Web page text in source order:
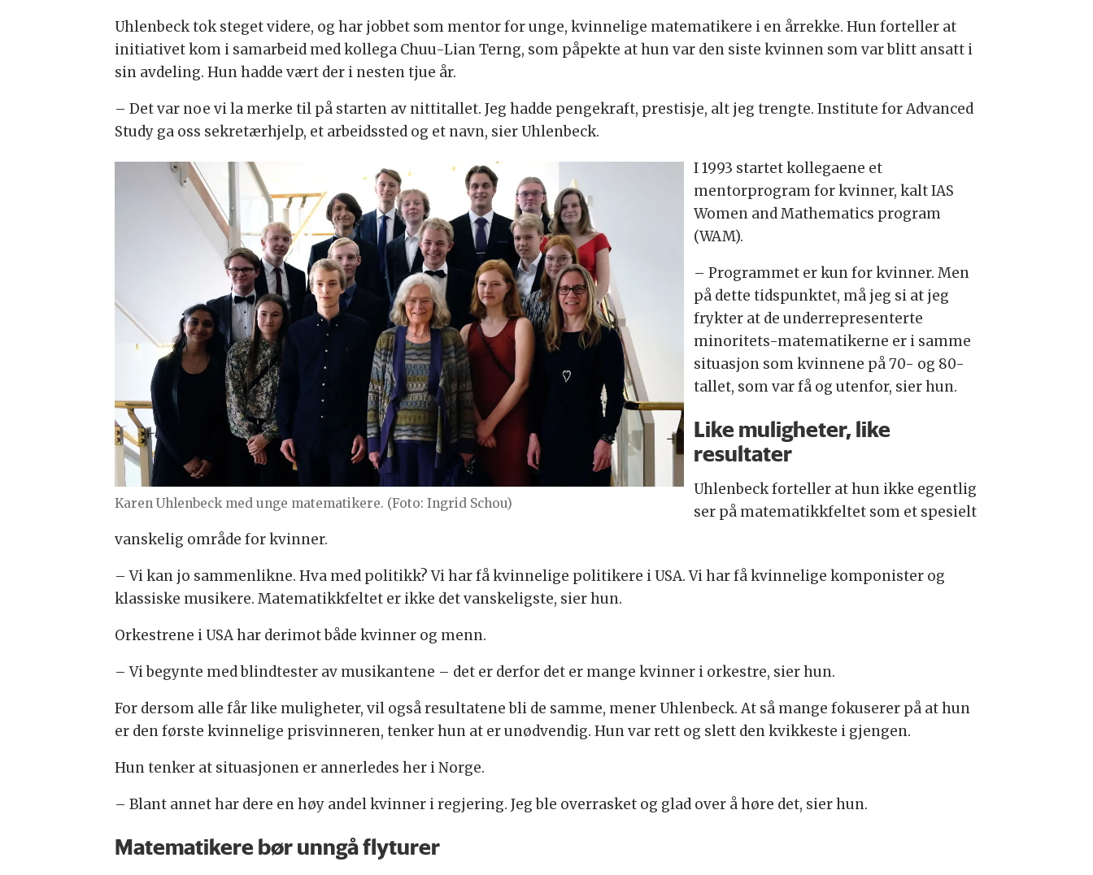
Uhlenbeck tok steget videre, og har jobbet som mentor for unge, kvinnelige matematikere i en årrekke. Hun forteller at
initiativet kom i samarbeid med kollega Chuu-Lian Terng, som påpekte at hun var den siste kvinnen som var blitt ansatt i
sin avdeling. Hun hadde vært der i nesten tjue år.
– Det var noe vi la merke til på starten av nittitallet. Jeg hadde pengekraft, prestisje, alt jeg trengte. Institute for Advanced
Study ga oss sekretærhjelp, et arbeidssted og et navn, sier Uhlenbeck.
Karen Uhlenbeck med unge matematikere. (Foto: Ingrid Schou)
I 1993 startet kollegaene et
mentorprogram for kvinner, kalt IAS
Women and Mathematics program
(WAM).
– Programmet er kun for kvinner. Men
på dette tidspunktet, må jeg si at jeg
frykter at de underrepresenterte
minoritets-matematikerne er i samme
situasjon som kvinnene på 70- og 80-
tallet, som var få og utenfor, sier hun.
Like muligheter, like
resultater
Uhlenbeck forteller at hun ikke egentlig
ser på matematikkfeltet som et spesielt
vanskelig område for kvinner.
– Vi kan jo sammenlikne. Hva med politikk? Vi har få kvinnelige politikere i USA. Vi har få kvinnelige komponister og
klassiske musikere. Matematikkfeltet er ikke det vanskeligste, sier hun.
Orkestrene i USA har derimot både kvinner og menn.
– Vi begynte med blindtester av musikantene – det er derfor det er mange kvinner i orkestre, sier hun.
For dersom alle får like muligheter, vil også resultatene bli de samme, mener Uhlenbeck. At så mange fokuserer på at hun
er den første kvinnelige prisvinneren, tenker hun at er unødvendig. Hun var rett og slett den kvikkeste i gjengen.
Hun tenker at situasjonen er annerledes her i Norge.
– Blant annet har dere en høy andel kvinner i regjering. Jeg ble overrasket og glad over å høre det, sier hun.
Matematikere bør unngå flyturer